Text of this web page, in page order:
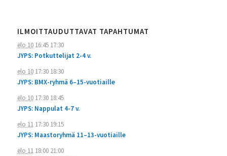
ILMOITTAUDUTTAVAT TAPAHTUMAT
elo 1016:45 17:30
JYPS: Potkuttelijat 2-4 v.
elo 1017:30 18:30
JYPS: BMX-ryhmä 6–15-vuotiaille
elo 1017:30 18:45
JYPS: Nappulat 4-7 v.
elo 1117:30 19:15
JYPS: Maastoryhmä 11–13-vuotiaille
elo 1118:00 21:00